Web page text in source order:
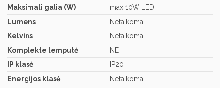
Maksimali galia (W)
max 10W LED
Lumens
Netaikoma
Kelvins
Netaikoma
Komplekte lemputė
NE
IP klasė
IP20
Energijos klasė
Netaikoma